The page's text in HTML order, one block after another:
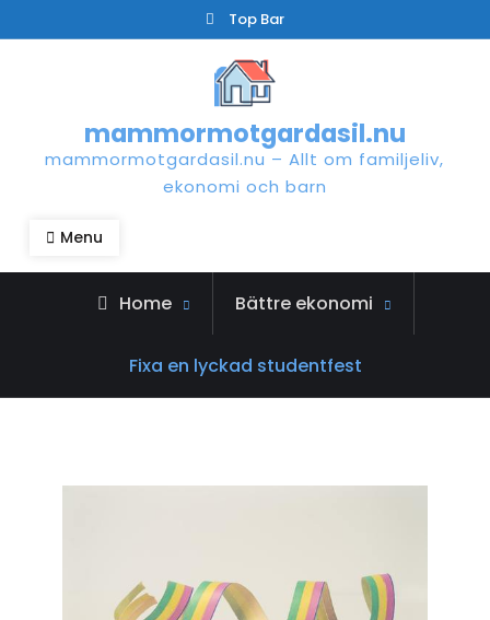
to
Top Bar
mammormotgardasil.nu
mammormotgardasil.nu – Allt om familjeliv,
ekonomi och barn
Menu
Home Bättre ekonomi
Fixa en lyckad studentfest